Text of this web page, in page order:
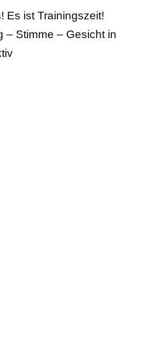
Es ist Trainingszeit!
– Stimme – Gesicht in